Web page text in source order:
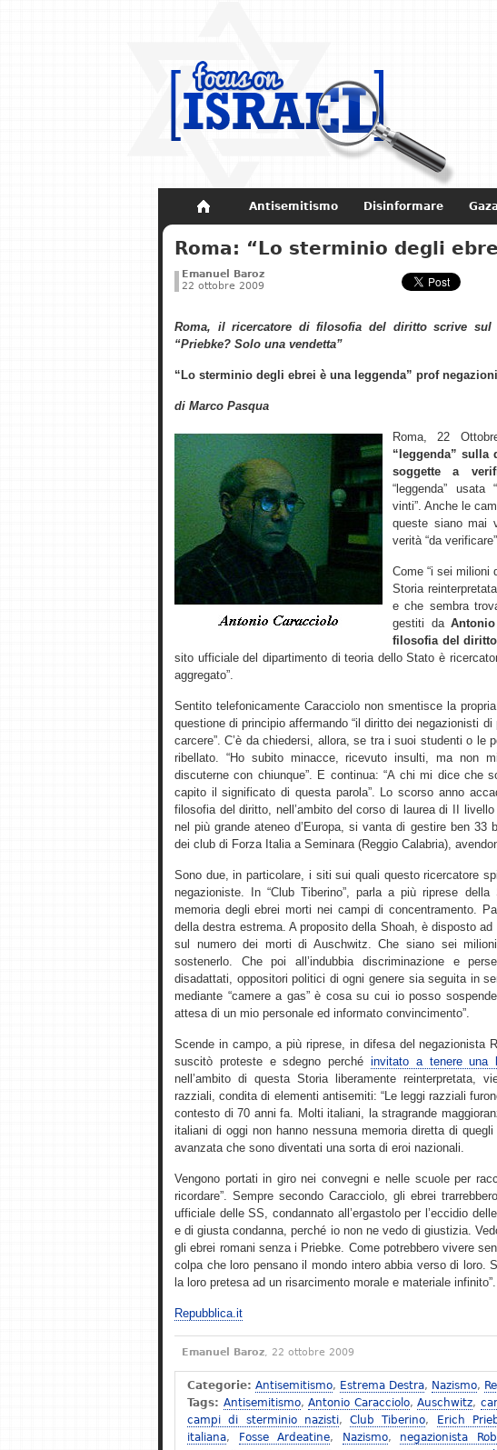
Antisemitismo Disinformare
Non dimenticare Storia di Israele
Roma: “Lo sterminio degli
Emanuel Baroz
22 ottobre 2009
Roma, il ricercatore di filosofia del diritto scrive sul
“Priebke? Solo una vendetta”
“Lo sterminio degli ebrei è una leggenda” prof
di Marco Pasqua
Roma, 22
“leggenda” sulla
soggette a
“leggenda”
vinti”. Anche le
queste siano mai
verità “da
Come “i sei milioni
Storia
e che sembra
gestiti da
filosofia del
sito ufficiale del dipartimento di teoria dello Stato è
aggregato”.
Sentito telefonicamente Caracciolo non smentisce la
questione di principio affermando “il diritto dei negazionisti
carcere”. C’è da chiedersi, allora, se tra i suoi studenti o le
ribellato. “Ho subito minacce, ricevuto insulti, ma non
discuterne con chiunque”. E continua: “A chi mi dice che
capito il significato di questa parola”. Lo scorso anno
filosofia del diritto, nell’ambito del corso di laurea di II
nel più grande ateneo d’Europa, si vanta di gestire ben 33
dei club di Forza Italia a Seminara (Reggio Calabria),
Sono due, in particolare, i siti sui quali questo ricercatore
negazioniste. In “Club Tiberino”, parla a più riprese
memoria degli ebrei morti nei campi di concentramento.
della destra estrema. A proposito della Shoah, è disposto
sul numero dei morti di Auschwitz. Che siano sei
sostenerlo. Che poi all’indubbia discriminazione e
disadattati, oppositori politici di ogni genere sia seguita in
mediante “camere a gas” è cosa su cui io posso
attesa di un mio personale ed informato convincimento”.
Scende in campo, a più riprese, in difesa del negazionista
suscitò proteste e sdegno perché invitato a tenere una
nell’ambito di questa Storia liberamente reinterpretata,
razziali, condita di elementi antisemiti: “Le leggi razziali
contesto di 70 anni fa. Molti italiani, la stragrande
italiani di oggi non hanno nessuna memoria diretta di
avanzata che sono diventati una sorta di eroi nazionali.
Vengono portati in giro nei convegni e nelle scuole per
ricordare”. Sempre secondo Caracciolo, gli ebrei
ufficiale delle SS, condannato all’ergastolo per l’eccidio
e di giusta condanna, perché io non ne vedo di giustizia.
gli ebrei romani senza i Priebke. Come potrebbero vivere
colpa che loro pensano il mondo intero abbia verso di loro.
la loro pretesa ad un risarcimento morale e materiale infinito”.
Repubblica.it
Emanuel Baroz, 22 ottobre 2009
Categorie: Antisemitismo, Estrema Destra, Nazismo,
Tags: Antisemitismo,Antonio Caracciolo,Auschwitz,
campi di sterminio nazisti,Club Tiberino, Erich
italiana, Fosse Ardeatine, Nazismo, negazionista